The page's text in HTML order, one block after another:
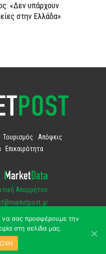
«Δεν υπάρχουν
στην Ελλάδα»
Τουρισμός
Απόψεις
Επικαιρότητα
Απορρήτου
να σας προσφέρουμε την
στη σελίδα μας.